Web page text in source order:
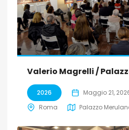
Valerio Magrelli /
2026 Maggio 21,
Roma
Palazzo